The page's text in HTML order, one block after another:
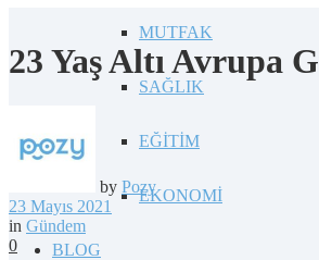
MUTFAK
SAĞLIK
EĞİTİM
EKONOMİ
BLOG
23 Yaş Altı Avrupa
by Pozy
23 Mayıs 2021
in Gündem
0